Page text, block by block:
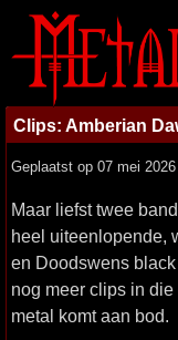
Clips: Amberian
Geplaatst op 07 mei
Maar liefst twee
heel uiteenlopende,
en Doodswens
nog meer clips in
metal komt aan bod.